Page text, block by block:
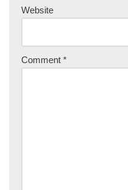
Website
Comment *